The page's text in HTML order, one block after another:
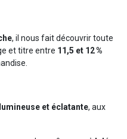
, il nous fait découvrir toute
et titre entre 11,5 et 12 %
et éclatante, aux